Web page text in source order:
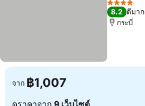
4 ดาว
8.2 ดีมาก
กระบี่
จาก ฿1,007
ดูราคาจาก 9 เว็บไซต์